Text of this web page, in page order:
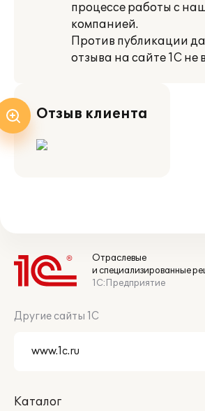
процессе работы с
компанией.
Против публикации
отзыва на сайте 1С не
Отзыв клиента
Отраслевые
и специализированные
1С:Предприятие
Другие сайты 1С
Каталог